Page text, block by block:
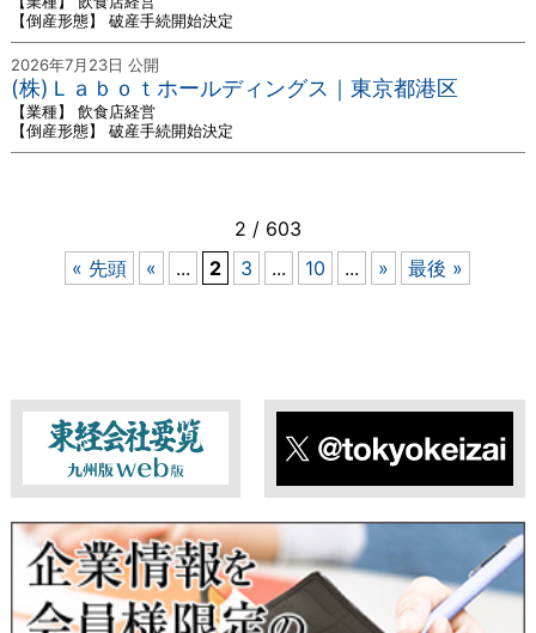
【倒産形態】 破産手続開始決定
2026年7月23日 公開
(株)Ｌａｂｏｔホールディングス｜東京都港区
【業種】 飲食店経営
【倒産形態】 破産手続開始決定
2 / 603
« 先頭
« ... 2 3 ... 10 ... » 最後 »
東経会社要覧web版 X